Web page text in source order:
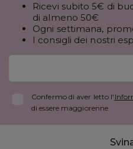
Ricevi subito 5€ di
di almeno 50€
Ogni settimana,
I consigli dei nostri
Confermo di aver letto l'
di essere maggiorenne